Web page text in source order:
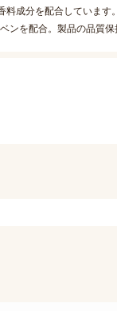
成分を配合していま
を配合。製品の品質保